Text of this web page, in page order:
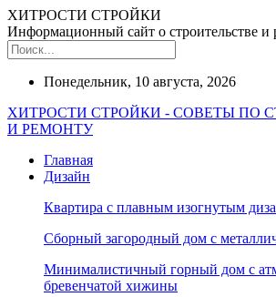
ХИТРОСТИ СТРОЙКИ
Информационный сайт о строительстве и
Понедельник, 10 августа, 2026
ХИТРОСТИ СТРОЙКИ - СОВЕТЫ ПО
И РЕМОНТУ
Главная
Дизайн
Квартира с плавным изогнутым
Сборный загородный дом с
Минималистичный горный дом с
бревенчатой хижины